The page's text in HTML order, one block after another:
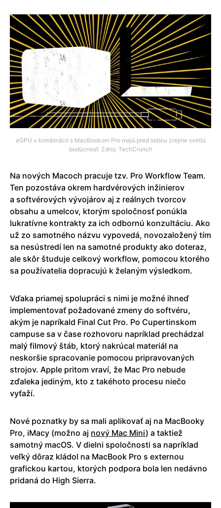
eGPU v kombinácii s MacBookom Pro majú pred sebou zrejme svetlú
budúcnosť. Zdroj: TechCrunch
Na nových Macoch pracuje tzv. Pro Workflow Team.
Ten pozostáva okrem hardvérových inžinierov
a softvérových vývojárov aj z reálnych tvorcov
obsahu a umelcov, ktorým spoločnosť ponúkla
lukratívne kontrakty za ich odbornú konzultáciu. Ako
už zo samotného názvu vypovedá, novozaložený tím
sa nesústredí len na samotné produkty ako doteraz,
ale skôr študuje celkový workflow, pomocou ktorého
sa používatelia dopracujú k želaným výsledkom.
Vďaka priamej spolupráci s nimi je možné ihneď
implementovať požadované zmeny do softvéru,
akým je napríkald Final Cut Pro. Po Cupertinskom
campuse sa v čase rozhovoru napríklad prechádzal
malý filmový štáb, ktorý nakrúcal materiál na
neskoršie spracovanie pomocou pripravovaných
strojov. Apple pritom vraví, že Mac Pro nebude
zďaleka jediným, kto z takéhoto procesu niečo
vyťaží.
Nové poznatky by sa mali aplikovať aj na MacBooky
Pro, iMacy (možno aj nový Mac Mini) a taktiež
samotný macOS. V dielni spoločnosti sa napríklad
veľký dôraz kládol na MacBook Pro s externou
grafickou kartou, ktorých podpora bola len nedávno
pridaná do High Sierra.